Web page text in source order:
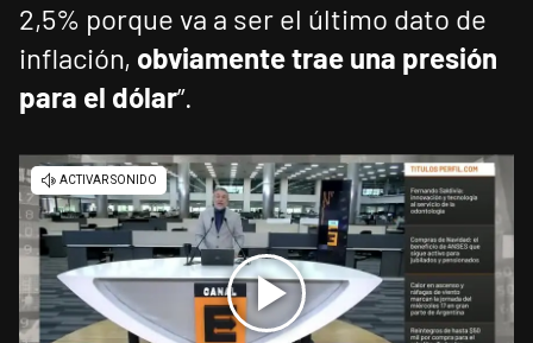
2,5% porque va a ser el último dato de
inflación, obviamente trae una presión
para el dólar”.